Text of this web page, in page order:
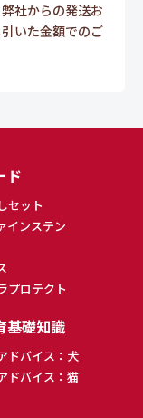
社からの発送お
いた金額でのご
ド
セット
インステン
プロテクト
基礎知識
ドバイス：犬
ドバイス：猫